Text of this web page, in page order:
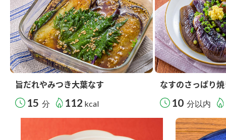
旨だれやみつき大葉なす
15 分 112 kcal
なすのさっぱり
10 分以内